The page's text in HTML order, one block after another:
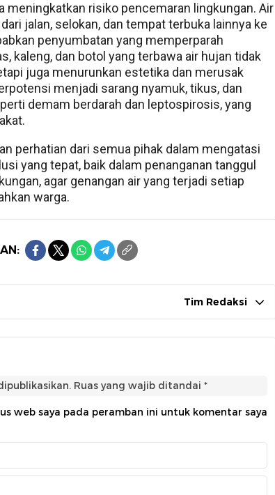
meningkatkan risiko pencemaran lingkungan. Air
jalan, selokan, dan tempat terbuka lainnya ke
penyumbatan yang memperparah
kaleng, dan botol yang terbawa air hujan tidak
juga menurunkan estetika dan merusak
menjadi sarang nyamuk, tikus, dan
demam berdarah dan leptospirosis, yang
perhatian dari semua pihak dalam mengatasi
yang tepat, baik dalam penanganan tanggul
agar genangan air yang terjadi setiap
warga.
Tim Redaksi
Ruas yang wajib ditandai *
web saya pada peramban ini untuk komentar saya